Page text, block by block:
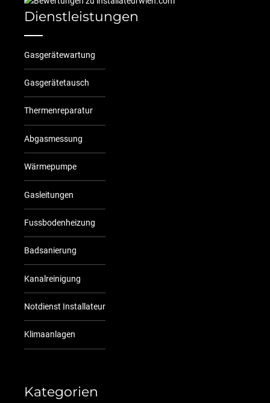
Dienstleistungen
Gasgerätewartung
Gasgerätetausch
Thermenreparatur
Abgasmessung
Wärmepumpe
Gasleitungen
Fussbodenheizung
Badsanierung
Kanalreinigung
Notdienst Installateur
Klimaanlagen
Kategorien